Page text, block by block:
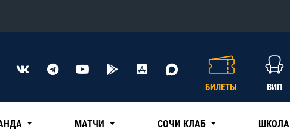
Конференция «Восток»
БИЛЕТЫ ВИП
МАТЧИ СОЧИ КЛАБ ШКОЛА